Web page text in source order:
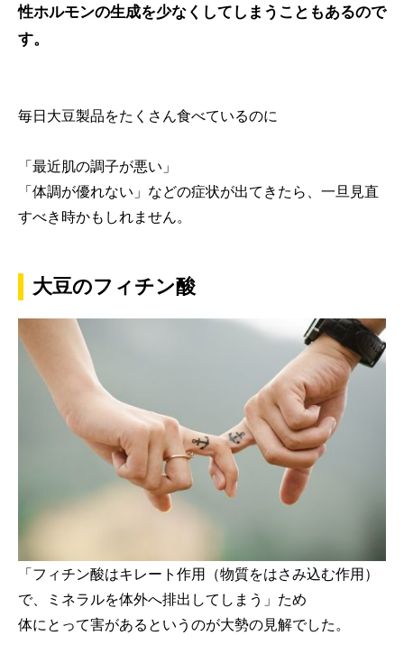
性ホルモンの生成を少なくしてしまうこともあるので
す。
毎日大豆製品をたくさん食べているのに
「最近肌の調子が悪い」
「体調が優れない」などの症状が出てきたら、一旦見直
すべき時かもしれません。
大豆のフィチン酸
「フィチン酸はキレート作用（物質をはさみ込む作用）
で、ミネラルを体外へ排出してしまう」ため
体にとって害があるというのが大勢の見解でした。